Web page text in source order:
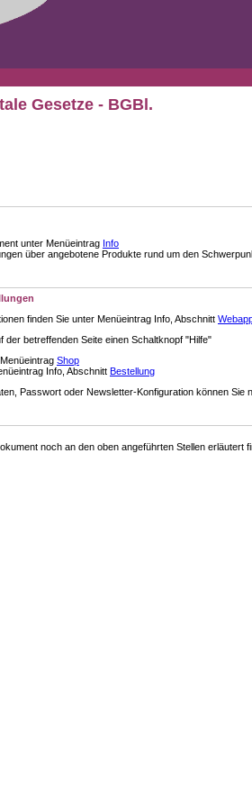
Gesetze - BGBl.
unter Menüeintrag Info
über angebotene Produkte rund um den
finden Sie unter Menüeintrag Info, Abschnitt
der betreffenden Seite einen Schaltknopf "Hilfe"
Shop
Info, Abschnitt Bestellung
Passwort oder Newsletter-Konfiguration können Sie
noch an den oben angeführten Stellen erläutert